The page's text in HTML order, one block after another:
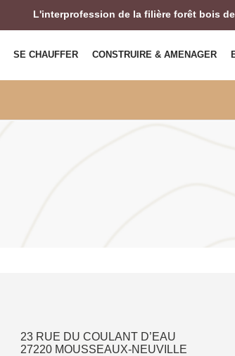
L'interprofession de la filière forêt bois
SE CHAUFFER CONSTRUIRE & AMENAGER
23 RUE DU COULANT D’EAU
27220 MOUSSEAUX-NEUVILLE